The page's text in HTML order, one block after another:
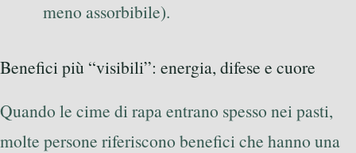
meno assorbibile).
Benefici più “visibili”: energia, difese e cuore
Quando le cime di rapa entrano spesso nei pasti,
molte persone riferiscono benefici che hanno una